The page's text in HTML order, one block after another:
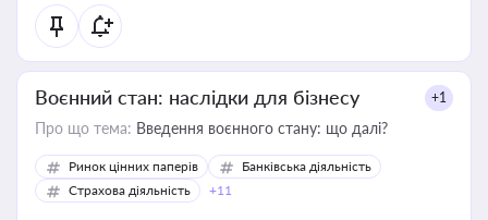
Воєнний стан: наслідки для бізнесу +1
Про що тема: Введення воєнного стану: що далі?
Ринок цінних паперів
Банківська діяльність
Страхова діяльність
+11